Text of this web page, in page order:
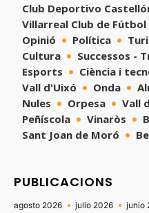
Club Deportivo
Villarreal Club de Fútbol
Opinió
Política
Cultura
Successos -
Esports
Ciència i
Vall d'Uixó
Onda
Nules
Orpesa Vall
Peñíscola
Vinaròs
Sant Joan de Moró
PUBLICACIONS
agosto 2026 julio 2026 junio